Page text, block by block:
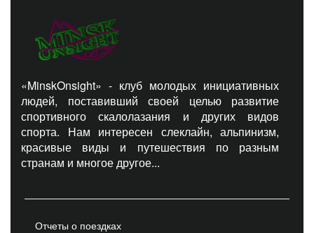
«MinskOnsight» - клуб молодых инициативных
людей, поставивший своей целью развитие
спортивного скалолазания и других видов
спорта. Нам интересен слеклайн, альпинизм,
красивые виды и путешествия по разным
странам и многое другое...
Отчеты о поездках